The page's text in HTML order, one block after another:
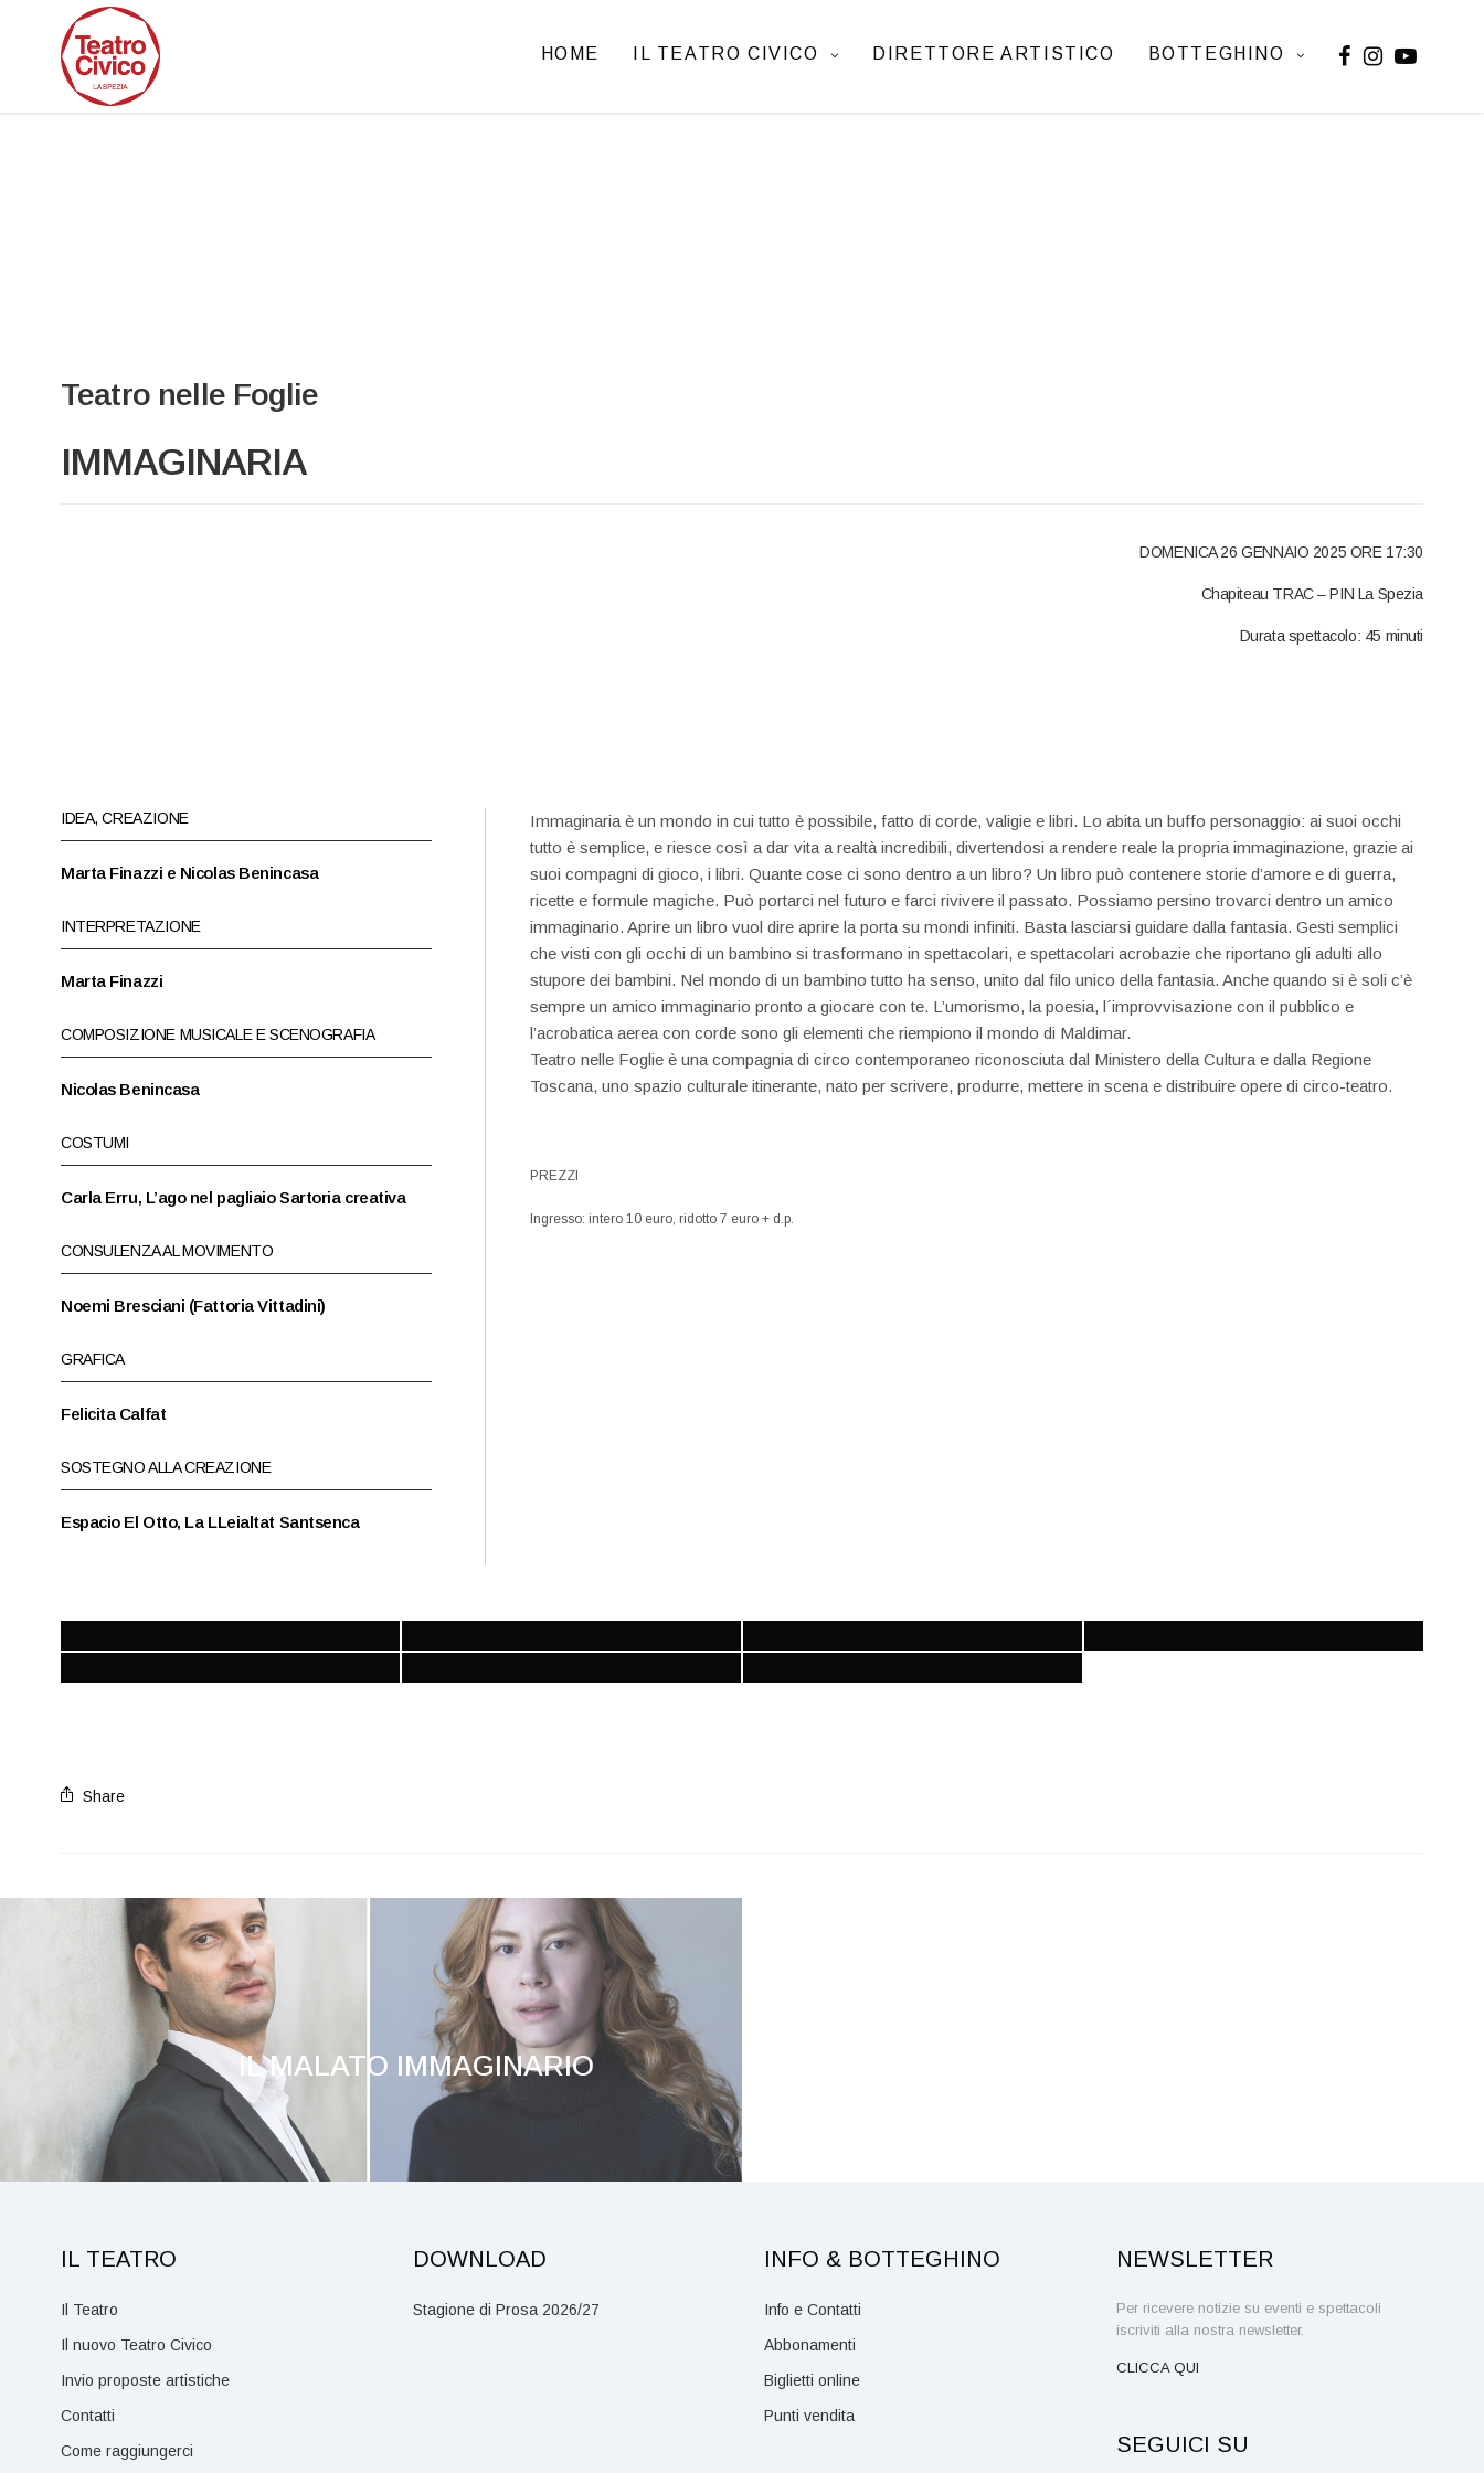
HOME IL TEATRO CIVICO DIRETTORE ARTISTICO BOTTEGHINO
Teatro nelle Foglie
IMMAGINARIA
DOMENICA 26 GENNAIO 2025 ORE 17:30
Chapiteau TRAC – PIN La Spezia
Durata spettacolo: 45 minuti
IDEA, CREAZIONE
Marta Finazzi e Nicolas Benincasa
INTERPRETAZIONE
Marta Finazzi
COMPOSIZIONE MUSICALE E SCENOGRAFIA
Nicolas Benincasa
COSTUMI
Carla Erru, L’ago nel pagliaio Sartoria creativa
CONSULENZA AL MOVIMENTO
Noemi Bresciani (Fattoria Vittadini)
GRAFICA
Felicita Calfat
SOSTEGNO ALLA CREAZIONE
Espacio El Otto, La LLeialtat Santsenca
Immaginaria è un mondo in cui tutto è possibile, fatto di corde, valigie e libri. Lo abita un buffo personaggio: ai suoi occhi
tutto è semplice, e riesce così a dar vita a realtà incredibili, divertendosi a rendere reale la propria immaginazione, grazie ai
suoi compagni di gioco, i libri. Quante cose ci sono dentro a un libro? Un libro può contenere storie d’amore e di guerra,
ricette e formule magiche. Può portarci nel futuro e farci rivivere il passato. Possiamo persino trovarci dentro un amico
immaginario. Aprire un libro vuol dire aprire la porta su mondi infiniti. Basta lasciarsi guidare dalla fantasia. Gesti semplici
che visti con gli occhi di un bambino si trasformano in spettacolari, e spettacolari acrobazie che riportano gli adulti allo
stupore dei bambini. Nel mondo di un bambino tutto ha senso, unito dal filo unico della fantasia. Anche quando si è soli c’è
sempre un amico immaginario pronto a giocare con te. L’umorismo, la poesia, l´improvvisazione con il pubblico e
l’acrobatica aerea con corde sono gli elementi che riempiono il mondo di Maldimar.
Teatro nelle Foglie è una compagnia di circo contemporaneo riconosciuta dal Ministero della Cultura e dalla Regione
Toscana, uno spazio culturale itinerante, nato per scrivere, produrre, mettere in scena e distribuire opere di circo-teatro.
PREZZI
Ingresso: intero 10 euro, ridotto 7 euro + d.p.
Share
IL MALATO IMMAGINARIO
IL TEATRO
Il Teatro
Il nuovo Teatro Civico
Invio proposte artistiche
Contatti
Come raggiungerci
DOWNLOAD
Stagione di Prosa 2026/27
INFO & BOTTEGHINO
Info e Contatti
Abbonamenti
Biglietti online
Punti vendita
NEWSLETTER
Per ricevere notizie su eventi e spettacoli
iscriviti alla nostra newsletter.
CLICCA QUI
SEGUICI SU